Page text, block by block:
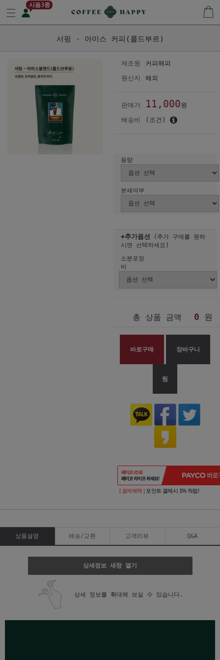
시음3종
서핑 - 아이스 커피(콜드부르)
제조원
커피해피
원산지
해외
판매가 11,000원
배송비
(조건)
용량
분쇄여부
+추가옵션
(추가 구매를 원하
시면 선택하세요)
소분포장
비
총 상품 금액 0 원
바로구매 장바구니
찜
[ 결제혜택 ] 포인트 결제시 1% 적립!
상품설명 배송/교환 고객리뷰 Q&A
상세정보 새창 열기
상세 정보를 확대해 보실 수 있습니다.